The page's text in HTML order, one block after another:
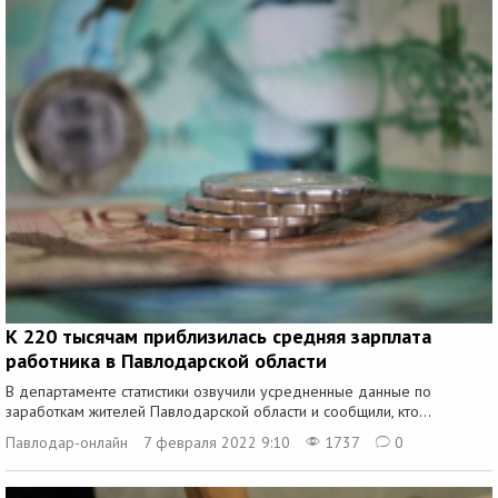
К 220 тысячам приблизилась средняя зарплата
работника в Павлодарской области
В департаменте статистики озвучили усредненные данные по
заработкам жителей Павлодарской области и сообщили, кто...
Павлодар-онлайн
7 февраля 2022 9:10 1737 0